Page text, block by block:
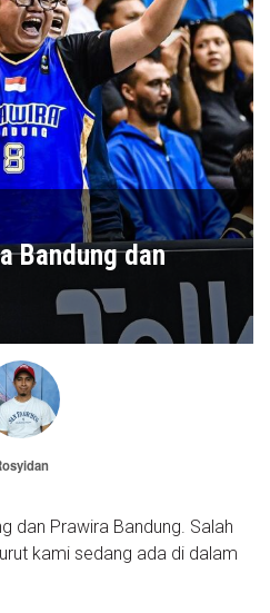
Bandung dan
dan Prawira Bandung. Salah
kami sedang ada di dalam